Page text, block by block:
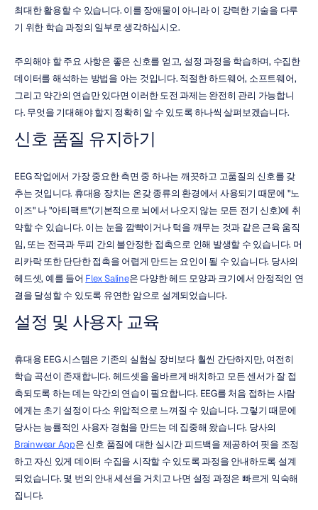
최대한 활용할 수 있습니다. 이를 장애물이 아니라 이 강력한 기술을 다루
기 위한 학습 과정의 일부로 생각하십시오.
주의해야 할 주요 사항은 좋은 신호를 얻고, 설정 과정을 학습하며, 수집한
데이터를 해석하는 방법을 아는 것입니다. 적절한 하드웨어, 소프트웨어,
그리고 약간의 연습만 있다면 이러한 도전 과제는 완전히 관리 가능합니
다. 무엇을 기대해야 할지 정확히 알 수 있도록 하나씩 살펴보겠습니다.
신호 품질 유지하기
EEG 작업에서 가장 중요한 측면 중 하나는 깨끗하고 고품질의 신호를 갖
추는 것입니다. 휴대용 장치는 온갖 종류의 환경에서 사용되기 때문에 "노
이즈" 나 "아티팩트"(기본적으로 뇌에서 나오지 않는 모든 전기 신호)에 취
약할 수 있습니다. 이는 눈을 깜빡이거나 턱을 깨무는 것과 같은 근육 움직
임, 또는 전극과 두피 간의 불안정한 접촉으로 인해 발생할 수 있습니다. 머
리카락 또한 단단한 접촉을 어렵게 만드는 요인이 될 수 있습니다. 당사의
헤드셋, 예를 들어 Flex Saline은 다양한 헤드 모양과 크기에서 안정적인 연
결을 달성할 수 있도록 유연한 암으로 설계되었습니다.
설정 및 사용자 교육
휴대용 EEG 시스템은 기존의 실험실 장비보다 훨씬 간단하지만, 여전히
학습 곡선이 존재합니다. 헤드셋을 올바르게 배치하고 모든 센서가 잘 접
촉되도록 하는 데는 약간의 연습이 필요합니다. EEG를 처음 접하는 사람
에게는 초기 설정이 다소 위압적으로 느껴질 수 있습니다. 그렇기 때문에
Brainwear App은 신호 품질에 대한 실시간 피드백을 제공하여 핏을 조정
하고 자신 있게 데이터 수집을 시작할 수 있도록 과정을 안내하도록 설계
되었습니다. 몇 번의 안내 세션을 거치고 나면 설정 과정은 빠르게 익숙해
집니다.